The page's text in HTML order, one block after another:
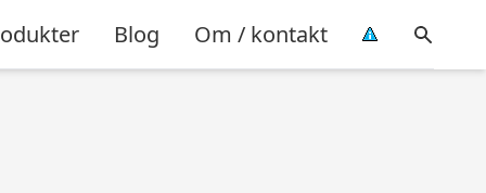
Blog Om / kontakt